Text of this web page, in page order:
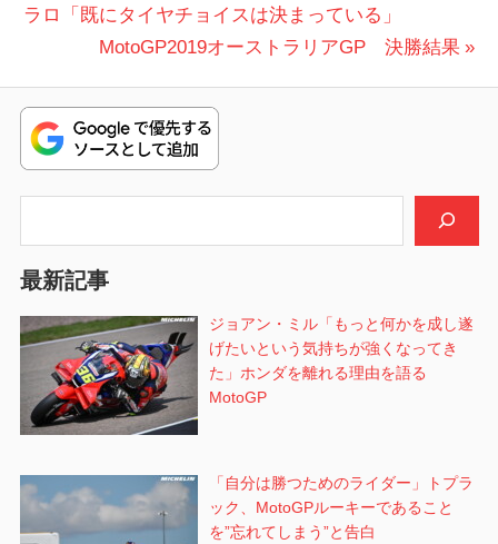
稿
ビ
ゲ
ー
シ
ョ
ン
の
ラロ「既にタイヤチョイスは決まっている」
次
投
稿:
MotoGP2019オーストラリアGP 決勝結果
最新記事
ジョアン・ミル「もっと何かを成し遂
げたいという気持ちが強くなってき
た」ホンダを離れる理由を語る
MotoGP
「自分は勝つためのライダー」トプラ
ック、MotoGPルーキーであること
を”忘れてしまう”と告白